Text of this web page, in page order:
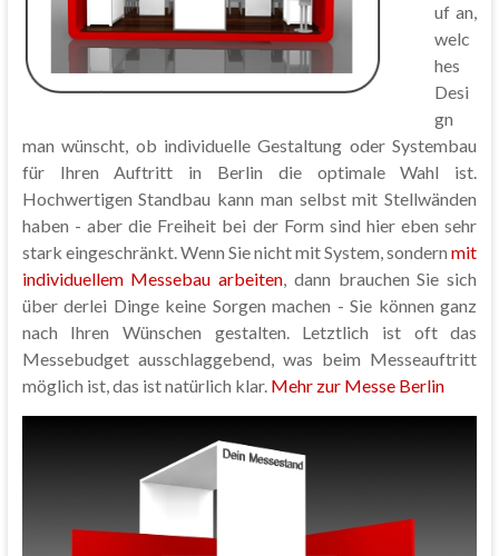
uf an,
welc
hes
Desi
gn
man wünscht, ob individuelle Gestaltung oder Systembau
für Ihren Auftritt in Berlin die optimale Wahl ist.
Hochwertigen Standbau kann man selbst mit Stellwänden
haben - aber die Freiheit bei der Form sind hier eben sehr
stark eingeschränkt. Wenn Sie nicht mit System, sondernmit
individuellem Messebau arbeiten, dann brauchen Sie sich
über derlei Dinge keine Sorgen machen - Sie können ganz
nach Ihren Wünschen gestalten. Letztlich ist oft das
Messebudget ausschlaggebend, was beim Messeauftritt
möglich ist, das ist natürlich klar. Mehr zur Messe Berlin